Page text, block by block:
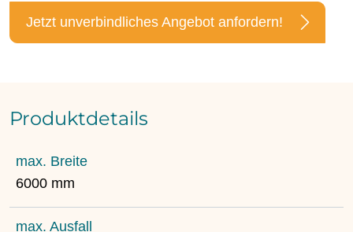
Jetzt unverbindliches Angebot anfordern!
Produktdetails
max. Breite
6000 mm
max. Ausfall